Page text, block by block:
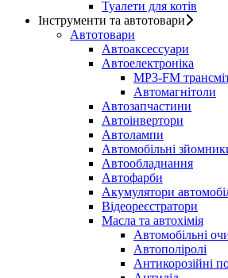
Туалети для котів
Інструменти та автотовари
Автотовари
Автоаксессуари
Автоелектроніка
MP3-FM
Автомагнітоли
Автозапчастини
Автоінвертори
Автолампи
Автомобільні
Автообладнання
Автофарби
Акумулятори
Відеореєстратори
Масла та автохімія
Автомобільні
Автополіролі
Антикорозійні